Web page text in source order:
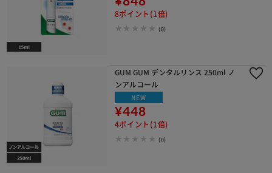
8ポイント(1倍)
(0)
GUM GUM デンタルリンス 250ml ノ
ンアルコール
NEW
¥448
4ポイント(1倍)
(0)